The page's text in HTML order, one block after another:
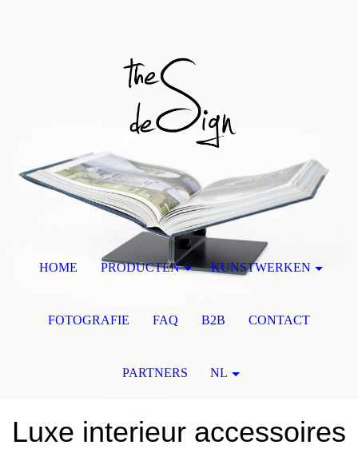
Luxe interieur accessoires
HOME PRODUCTEN KUNSTWERKEN
FOTOGRAFIE FAQ B2B CONTACT
PARTNERS NL